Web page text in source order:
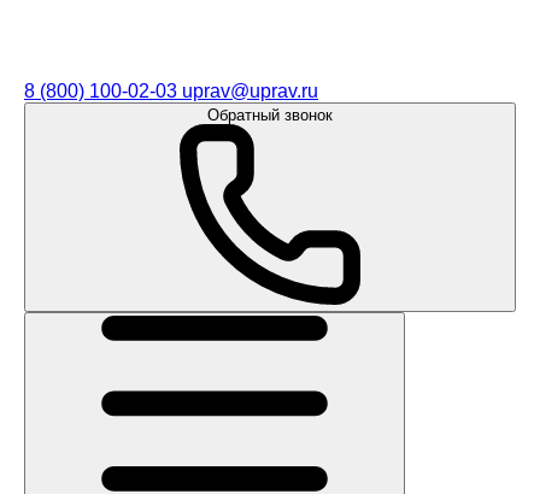
8 (800) 100-02-03 uprav@uprav.ru
Обратный звонок